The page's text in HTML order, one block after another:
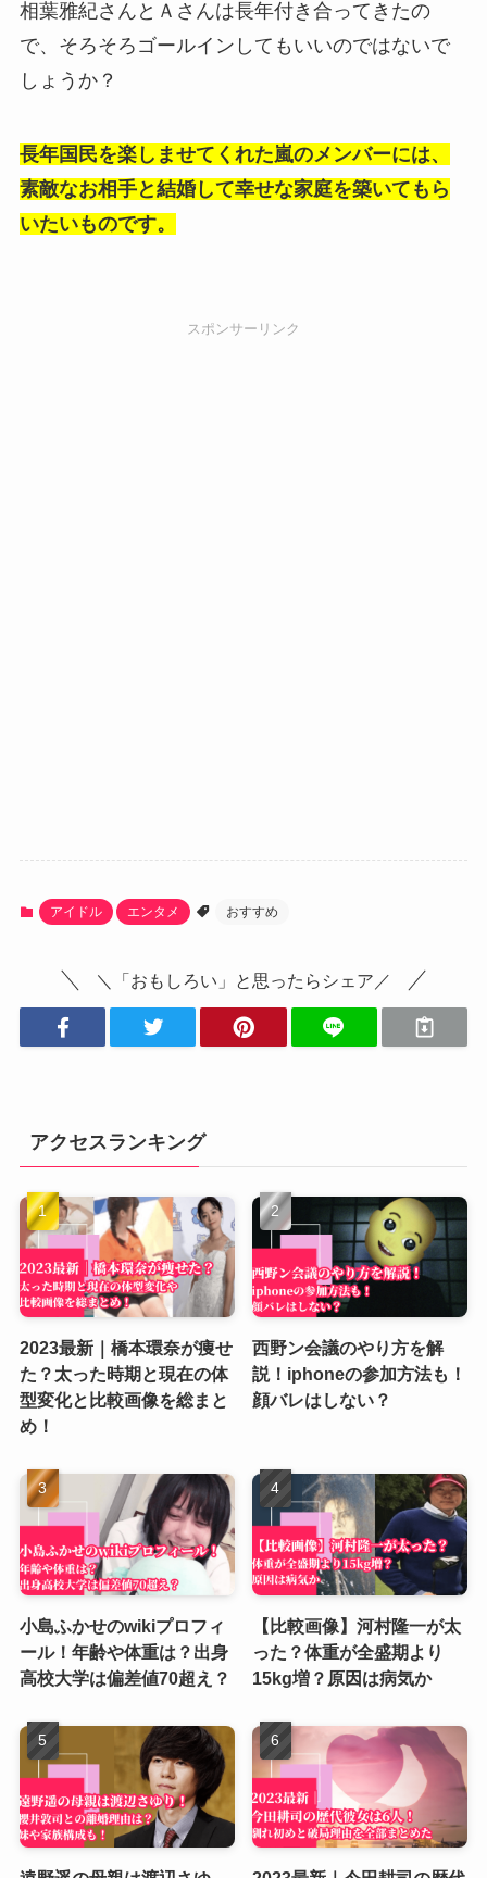
相葉雅紀さんとＡさんは長年付き合ってきたの
で、そろそろゴールインしてもいいのではないで
しょうか？
長年国民を楽しませてくれた嵐のメンバーには、
素敵なお相手と結婚して幸せな家庭を築いてもら
いたいものです。
スポンサーリンク
アイドル エンタメ おすすめ
＼「おもしろい」と思ったらシェア／
アクセスランキング
2023最新｜橋本環奈が痩せ
た？太った時期と現在の体
型変化と比較画像を総まと
め！
西野ン会議のやり方を解
説！iphoneの参加方法も！
顔バレはしない？
小島ふかせのwikiプロフィ
ール！年齢や体重は？出身
高校大学は偏差値70超え？
【比較画像】河村隆一が太
った？体重が全盛期より
15kg増？原因は病気か